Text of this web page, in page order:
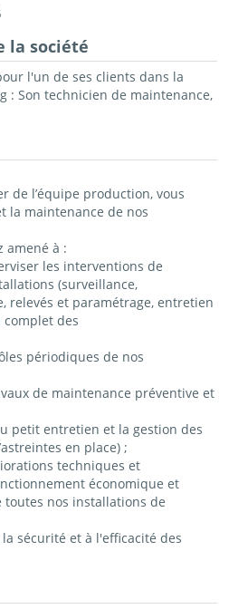
la société
l'un de ses clients dans la
: Son technicien de maintenance,
de l’équipe production, vous
la maintenance de nos
amené à :
les interventions de
(surveillance,
relevés et paramétrage, entretien
des
périodiques de nos
de maintenance préventive et
petit entretien et la gestion des
en place) ;
techniques et
économique et
nos installations de
sécurité et à l'efficacité des